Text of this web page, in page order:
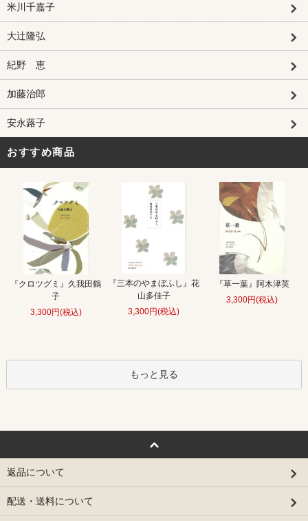
米川千嘉子
大辻隆弘
紀野 恵
加藤治郎
安永蕗子
おすすめ商品
『クロツグミ』久我田鶴
子
3,300円(税込)
『三本のやまぼふし』花
山多佳子
3,300円(税込)
『草一葉』阿木津英
3,300円(税込)
もっと見る
返品について
配送・送料について